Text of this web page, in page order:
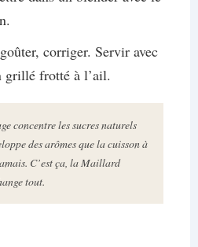
corriger. Servir avec
grillé frotté à l’ail.
concentre les sucres naturels
des arômes que la cuisson à
C’est ça, la Maillard
tout.